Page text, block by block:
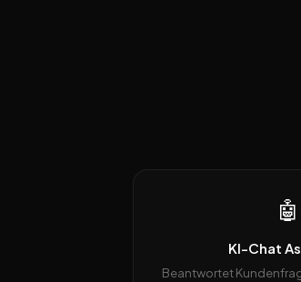
🤖
KI-Chat
Beantwortet